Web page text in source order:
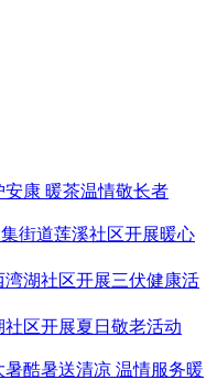
康 暖茶温情敬长者
街道莲溪社区开展暖心
湖社区开展三伏健康活
区开展夏日敬老活动
酷暑送清凉 温情服务暖